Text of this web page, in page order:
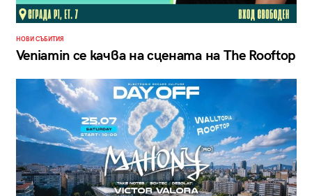
НОВИ СЪБИТИЯ
Veniamin се качва на сцената на The Rooftop